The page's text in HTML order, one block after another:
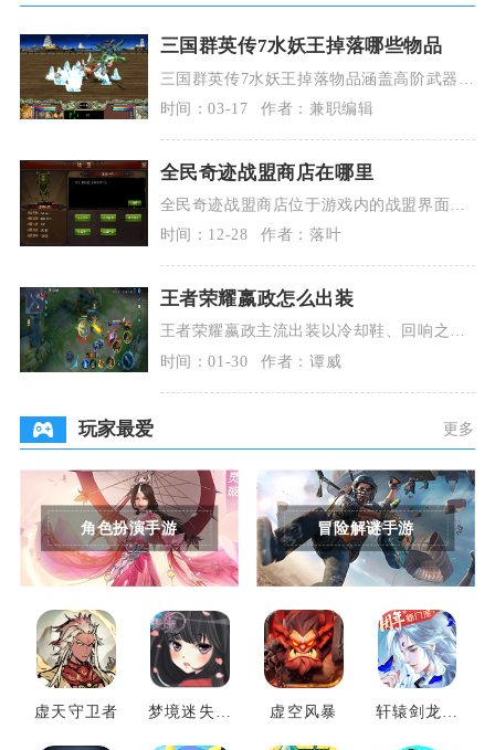
三国群英传7水妖王掉落哪些物品
三国群英传7水妖王掉落物品涵盖高阶武器、
稀有坐骑、顶级锻造材料及特殊道具，核心
掉落有机铁连
时间：03-17 作者：兼职编辑
全民奇迹战盟商店在哪里
全民奇迹战盟商店位于游戏内的战盟界面之
中，需先加入战盟，再通过主界面的战盟入
口进入，在战盟
时间：12-28 作者：落叶
王者荣耀嬴政怎么出装
王者荣耀嬴政主流出装以冷却鞋、回响之
杖、痛苦面具、博学者之怒、虚无法杖、辉
月为核心，这套标
时间：01-30 作者：谭威
玩家最爱 更多
角色扮演手游 冒险解谜手游
虚天守卫者
梦境迷失之
虚空风暴
轩辕剑龙舞